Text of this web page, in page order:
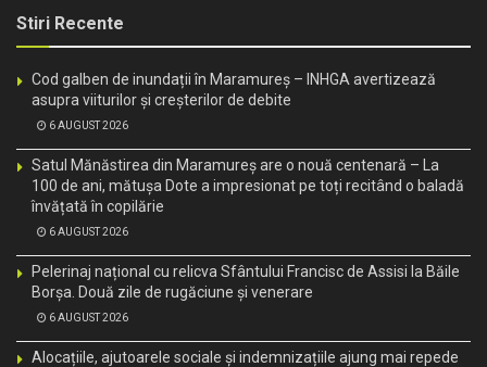
Stiri Recente
Cod galben de inundații în Maramureș – INHGA avertizează
asupra viiturilor și creșterilor de debite
6 AUGUST 2026
Satul Mănăstirea din Maramureș are o nouă centenară – La
100 de ani, mătușa Dote a impresionat pe toți recitând o baladă
învățată în copilărie
6 AUGUST 2026
Pelerinaj național cu relicva Sfântului Francisc de Assisi la Băile
Borșa. Două zile de rugăciune și venerare
6 AUGUST 2026
Alocațiile, ajutoarele sociale și indemnizațiile ajung mai repede